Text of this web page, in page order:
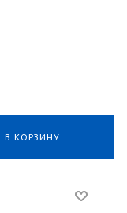
В КОРЗИНУ